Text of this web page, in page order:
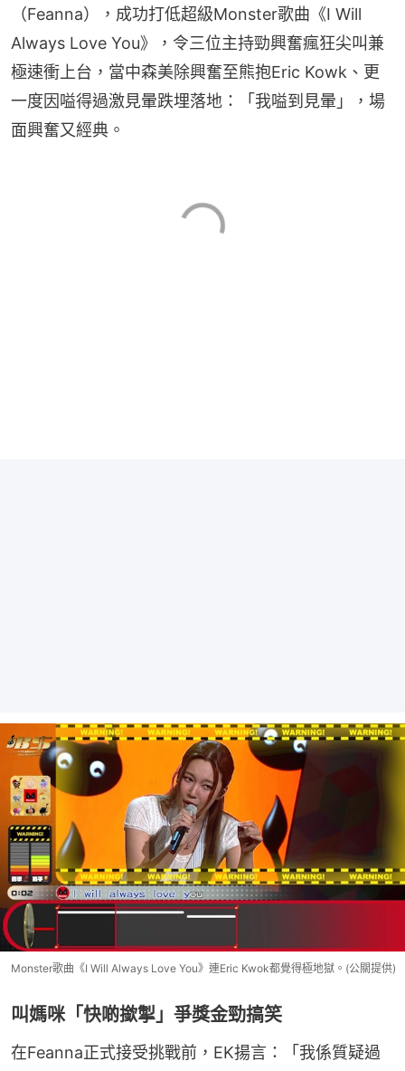
（Feanna），成功打低超級Monster歌曲《I Will
Always Love You》，令三位主持勁興奮瘋狂尖叫兼
極速衝上台，當中森美除興奮至熊抱Eric Kowk、更
一度因嗌得過激見暈跌埋落地：「我嗌到見暈」，場
面興奮又經典。
Monster歌曲《I Will Always Love You》連Eric Kwok都覺得極地獄。(公關提供)
叫媽咪「快啲撳掣」爭獎金勁搞笑
在Feanna正式接受挑戰前，EK揚言：「我係質疑過